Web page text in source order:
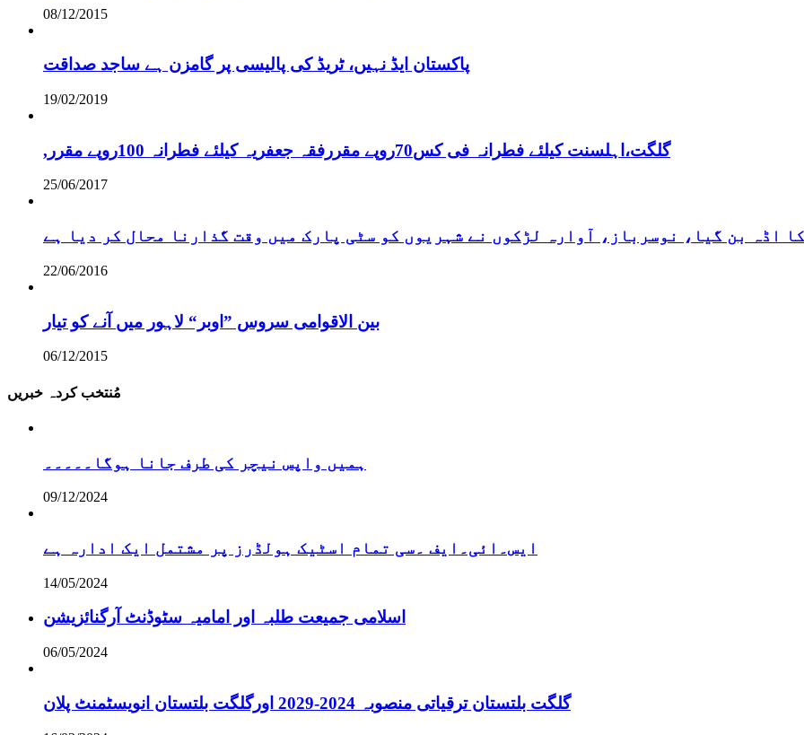
08/12/2015
پاکستان ایڈ نہیں، ٹریڈ کی پالیسی پر گامزن ہے ساجد صداقت
19/02/2019
,گلگت،اہلسنت کیلئے فطرانہ فی کس70روپے مقررفقہ جعفریہ کیلئے فطرانہ 100روپے مقرر
25/06/2017
اڈہ بن گیا، نوسرباز، آوارہ لڑکوں نے شہریوں کو سٹی پارک میں وقت گذارنا محال کر دیا ہے
22/06/2016
بین الاقوامی سروس ”اوبر“ لاہور میں آنے کو تیار
06/12/2015
مُنتخب کردہ خبریں
ہمیں واپس نیچر کی طرف جانا ہوگا۔۔۔۔۔
09/12/2024
ایس۔ائی۔ایف ۔سی تمام اسٹیک ہولڈرز پر مشتمل ایک ادارہ ہے
14/05/2024
اسلامی جمیعت طلبہ اور امامیہ سٹوڈنٹ آرگنائزیشن
06/05/2024
گلگت بلتستان ترقیاتی منصوبہ 2024-2029 اورگلگت بلتستان انویسٹمنٹ پلان